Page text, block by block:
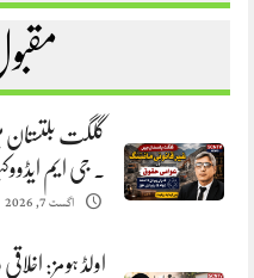
گلگت بلتستان
. جی ایم
اگست 7, 2026
اولڈ ہومز: